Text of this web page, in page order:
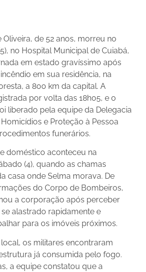
Oliveira, de 52 anos, morreu no
no Hospital Municipal de Cuiabá,
em estado gravíssimo após
em sua residência, na
a 800 km da capital. A
por volta das 18h05, e o
liberado pela equipe da Delegacia
e Proteção à Pessoa
funerários.
doméstico aconteceu na
(4), quando as chamas
casa onde Selma morava. De
do Corpo de Bombeiros,
a corporação após perceber
alastrado rapidamente e
para os imóveis próximos.
os militares encontraram
já consumida pelo fogo.
a equipe constatou que a